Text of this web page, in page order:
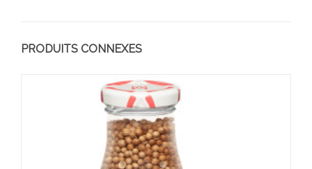
PRODUITS CONNEXES